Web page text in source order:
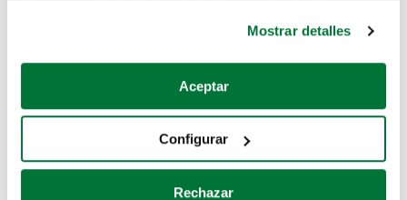
Si lo permite, también quisiéramos:
Recopilar información sobre su ubicación geográfica
Identificar su dispositivo analizándolo activamente
para buscar características específicas (huellas
Mostrar detalles
Aceptar
Configurar
Rechazar
Coches de segunda mano
Coches de km0